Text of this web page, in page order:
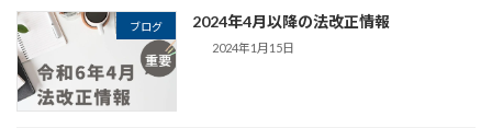
ブログ 2024年4月以降の法改正情報
2024年1月15日